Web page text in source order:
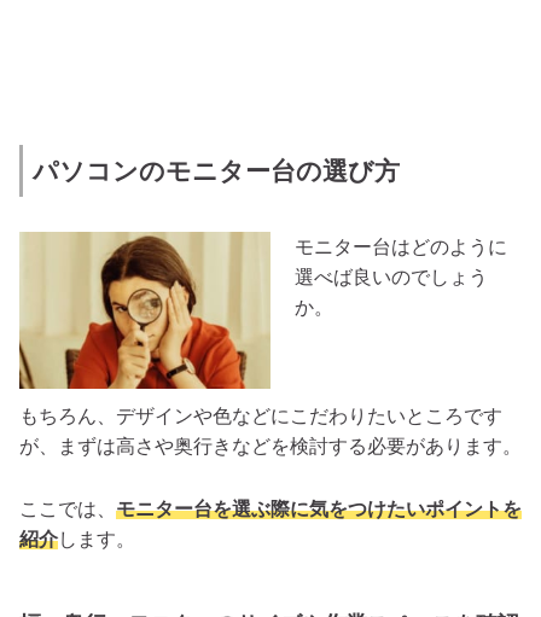
パソコンのモニター台の選び方
モニター台はどのように
選べば良いのでしょう
か。
もちろん、デザインや色などにこだわりたいところです
が、まずは高さや奥行きなどを検討する必要があります。
ここでは、 モニター台を選ぶ際に気をつけたいポイントを
紹介します。